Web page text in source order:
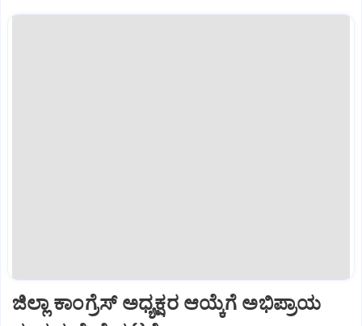
ಜಿಲ್ಲಾ ಕಾಂಗ್ರೆಸ್ ಅಧ್ಯಕ್ಷರ ಆಯ್ಕೆಗೆ ಅಭಿಪ್ರಾಯ